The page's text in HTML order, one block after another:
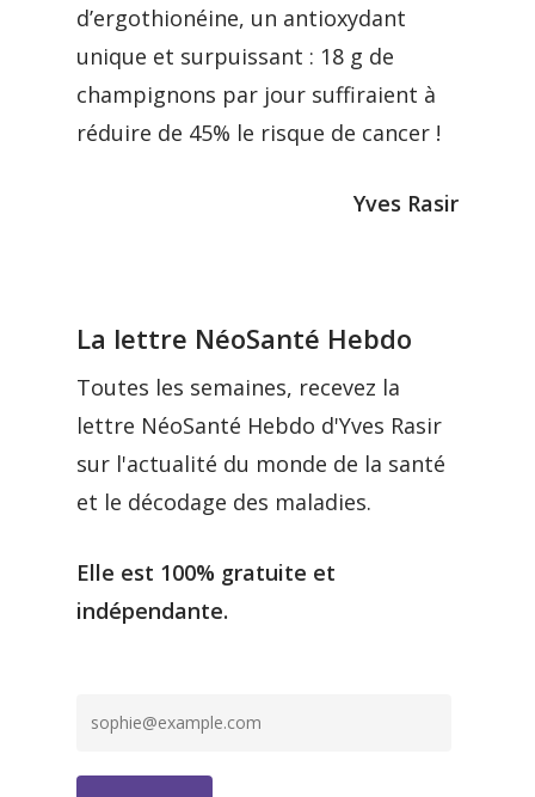
d’ergothionéine, un antioxydant
unique et surpuissant : 18 g de
champignons par jour suffiraient à
réduire de 45% le risque de cancer !
Yves Rasir
La lettre NéoSanté Hebdo
Toutes les semaines, recevez la
lettre NéoSanté Hebdo d'Yves Rasir
sur l'actualité du monde de la santé
et le décodage des maladies.
Elle est 100% gratuite et
indépendante.